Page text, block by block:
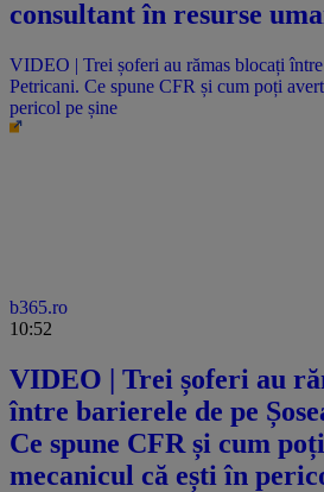
consultant în resurse
VIDEO | Trei șoferi au rămas blocați între
Petricani. Ce spune CFR și cum poți
pericol pe șine
b365.ro
10:52
VIDEO | Trei șoferi au
între barierele de pe
Ce spune CFR și cum
mecanicul că ești în